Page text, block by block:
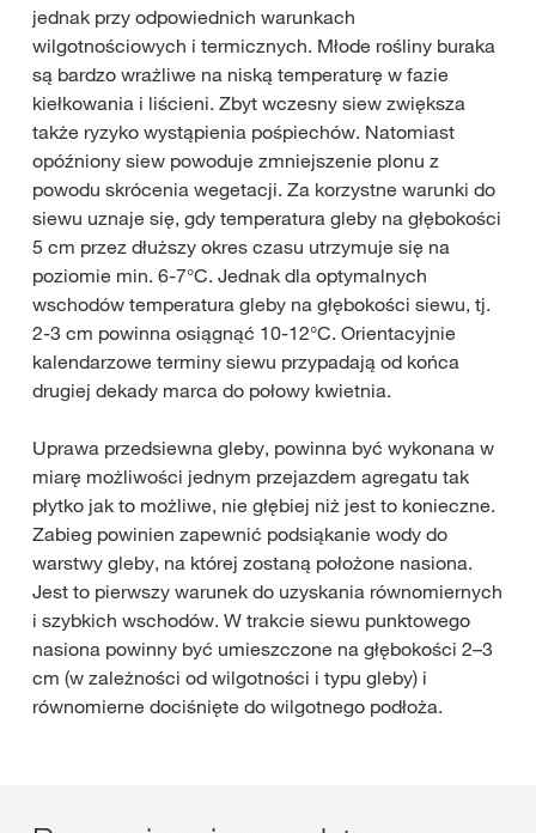
jednak przy odpowiednich warunkach
wilgotnościowych i termicznych​. Młode rośliny buraka
są bardzo wrażliwe na niską temperaturę w fazie
kiełkowania i liścieni. Zbyt wczesny siew zwiększa
także ryzyko wystąpienia pośpiechów. Natomiast
opóźniony siew powoduje zmniejszenie plonu z
powodu skrócenia wegetacji. Za korzystne warunki do
siewu uznaje się, gdy temperatura gleby na głębokości
5 cm przez dłuższy okres czasu utrzymuje się na
poziomie min. 6-7°C. Jednak dla optymalnych
wschodów temperatura gleby na głębokości siewu, tj.
2-3 cm powinna osiągnąć 10-12°C. Orientacyjnie
kalendarzowe terminy siewu przypadają od końca
drugiej dekady marca do połowy kwietnia.
Uprawa przedsiewna gleby, powinna być wykonana w
miarę możliwości jednym przejazdem agregatu tak
płytko jak to możliwe, nie głębiej niż jest to konieczne.
Zabieg powinien zapewnić podsiąkanie wody do
warstwy gleby, na której zostaną położone nasiona.
Jest to pierwszy warunek do uzyskania równomiernych
i szybkich wschodów. W trakcie siewu punktowego
nasiona powinny być umieszczone na głębokości 2–3
cm (w zależności od wilgotności i typu gleby) i
równomierne dociśnięte do wilgotnego podłoża.